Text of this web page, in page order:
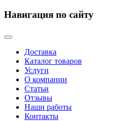
Навигация по сайту
Доставка
Каталог товаров
Услуги
О компании
Статьи
Отзывы
Наши работы
Контакты